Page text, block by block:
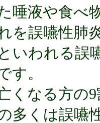
唾液や食べ
を誤嚥性肺
いわれる誤
す。
くなる方の
多くは誤嚥